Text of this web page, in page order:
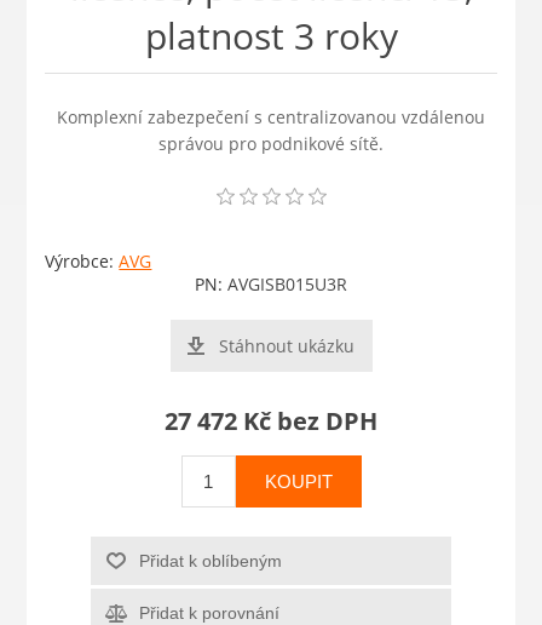
platnost 3 roky
Komplexní zabezpečení s centralizovanou vzdálenou
správou pro podnikové sítě.
Výrobce: AVG
PN: AVGISB015U3R
Stáhnout ukázku
27 472 Kč bez DPH
KOUPIT
Přidat k oblíbeným
Přidat k porovnání